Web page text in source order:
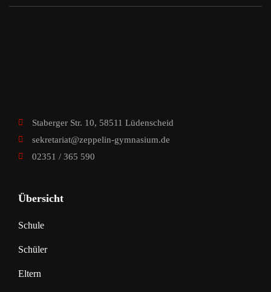
Staberger Str. 10, 58511 Lüdenscheid
sekretariat@zeppelin-gymnasium.de
02351 / 365 590
Übersicht
Schule
Schüler
Eltern